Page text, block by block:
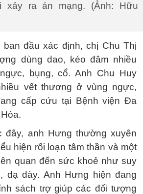
xảy ra án mạng. (Ảnh: Hữu
ban đầu xác định, chị Chu Thị
dùng dao, kéo đâm nhiều
bụng, cổ. Anh Chu Huy
vết thương ở vùng ngực,
cấp cứu tại Bệnh viện Đa
đây, anh Hưng thường xuyên
hiện rối loạn tâm thần và một
quan đến sức khoẻ như suy
dạ dày. Anh Hưng hiện đang
sách trợ giúp các đối tượng